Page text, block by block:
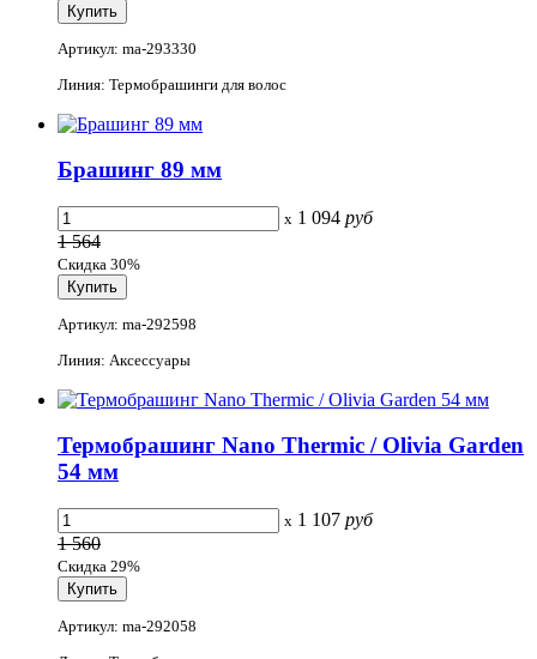
Артикул: ma-293330
Линия: Термобрашинги для волос
Брашинг 89 мм
x 1 094 руб
1 564
Скидка 30%
Артикул: ma-292598
Линия: Аксессуары
Термобрашинг Nano Thermic / Olivia Garden
54 мм
x 1 107 руб
1 560
Скидка 29%
Артикул: ma-292058